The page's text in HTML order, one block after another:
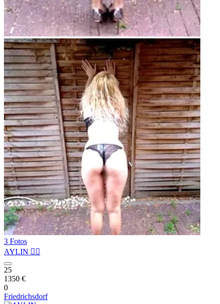
3 Fotos
AYLIN ❤️‍🔥
25
1350 €
0
Friedrichsdorf